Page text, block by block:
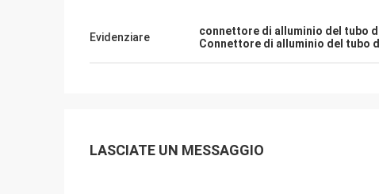
Evidenziare connettore di alluminio del tubo
Connettore di alluminio del tubo
LASCIATE UN MESSAGGIO